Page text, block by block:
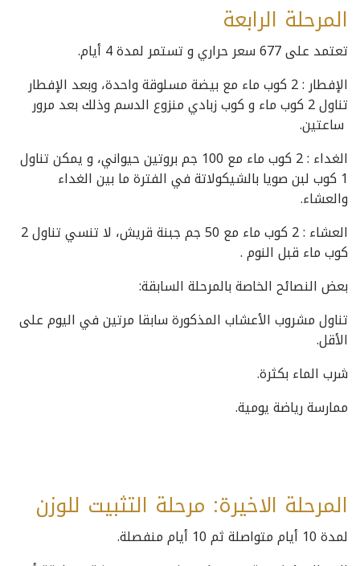
المرحلة الرابعة
تعتمد على 677 سعر حراري و تستمر لمدة 4 أيام.
الإفطار : 2 كوب ماء مع بيضة مسلوقة واحدة، وبعد الإفطار
تناول 2 كوب ماء و كوب زبادي منزوع الدسم وذلك بعد مرور
ساعتين.
الغداء : 2 كوب ماء مع 100 جم بروتين حيواني، و يمكن تناول
1 كوب لبن صويا بالشيكولاتة في الفترة ما بين الغداء
والعشاء.
العشاء : 2 كوب ماء مع 50 جم جبنة قريش، لا تنسي تناول 2
كوب ماء قبل النوم .
بعض النصائح الخاصة بالمرحلة السابقة:
تناول مشروب الأعشاب المذكورة سابقا مرتين في اليوم على
الأقل.
شرب الماء بكثرة.
ممارسة رياضة يومية.
المرحلة الاخيرة: مرحلة التثبيت للوزن
لمدة 10 أيام متواصلة ثم 10 أيام منفصلة.